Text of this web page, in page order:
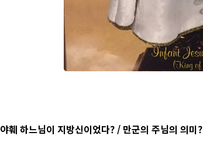
야훼 하느님이 지방신이었다? / 만군의 주님의 의미?